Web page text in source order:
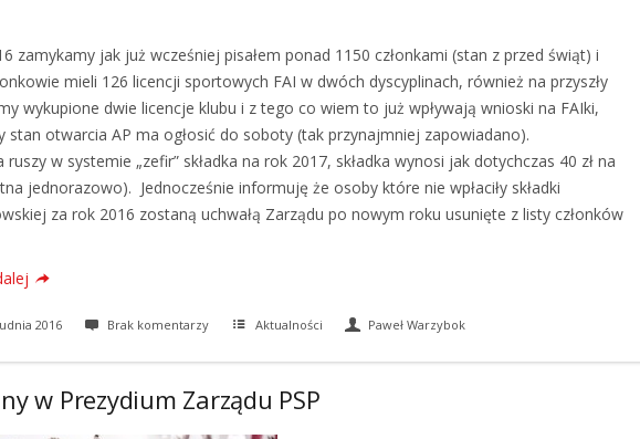
zamykamy jak już wcześniej pisałem ponad 1150 członkami (stan z przed świąt) i
mieli 126 licencji sportowych FAI w dwóch dyscyplinach, również na przyszły
wykupione dwie licencje klubu i z tego co wiem to już wpływają wnioski na FAIki,
stan otwarcia AP ma ogłosić do soboty (tak przynajmniej zapowiadano).
ruszy w systemie „zefir” składka na rok 2017, składka wynosi jak dotychczas 40 zł na
jednorazowo). Jednocześnie informuję że osoby które nie wpłaciły składki
za rok 2016 zostaną uchwałą Zarządu po nowym roku usunięte z listy członków
2016 Brak komentarzy Aktualności Paweł Warzybok
w Prezydium Zarządu PSP